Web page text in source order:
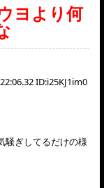
ヨより何
ID:i25KJ1im0
騒ぎしてるだけの様